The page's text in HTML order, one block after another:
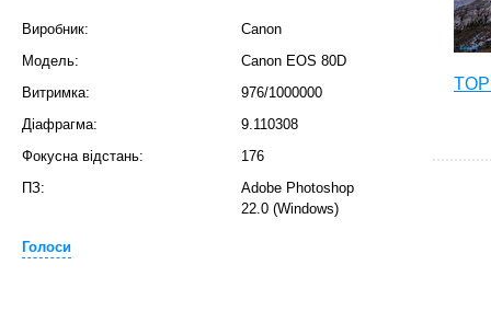
Виробник:
Canon
Модель:
Canon EOS 80D
Витримка:
976/1000000
Діафрагма:
9.110308
Фокусна відстань:
176
ПЗ:
Adobe Photoshop
22.0 (Windows)
Голоси